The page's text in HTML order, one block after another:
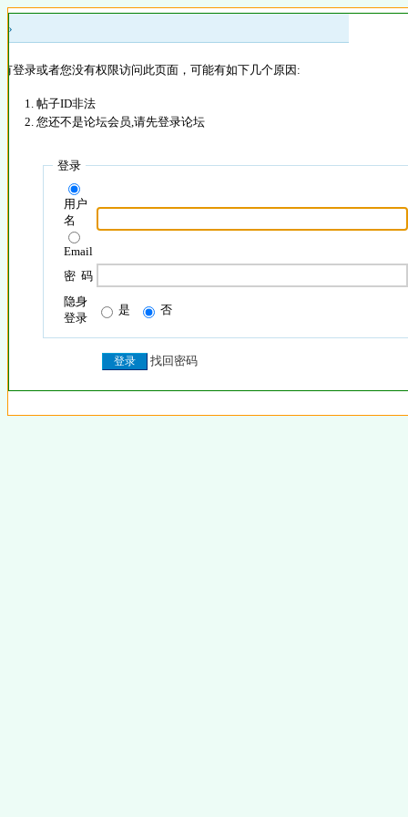
»
登录或者您没有权限访问此页面，可能有如下几个原因:
帖子ID非法
您还不是论坛会员,请先登录论坛
登录
用户
名
Email
密 码
隐身
登录
是 否
找回密码